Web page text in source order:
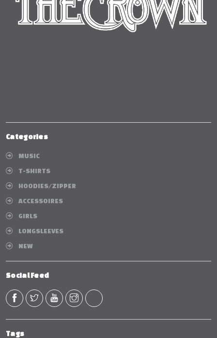
Categories
MUSIC
T-SHIRTS
HOODIES/ZIPPER
ACCESSOIRES
GIRLS
LONGSLEEVES
NEW
Social Feed
Tags